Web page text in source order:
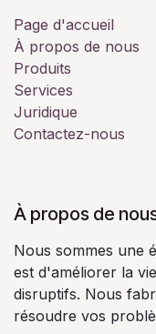
Page d'accueil
À propos de nous
Produits
Services
Juridique
Contactez-nous
À propos de
Nous sommes une
est d'améliorer la
disruptifs. Nous
résoudre vos